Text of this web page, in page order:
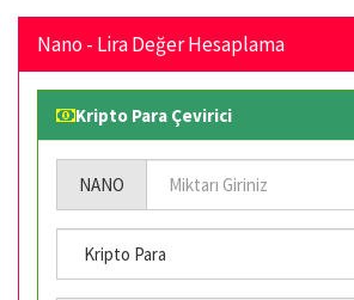
Nano - Lira Değer Hesaplama
Kripto Para Çevirici
NANO